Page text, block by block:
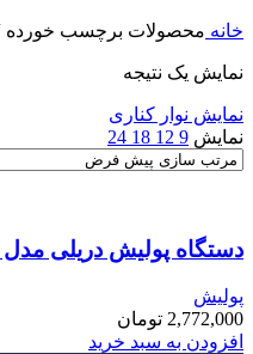
خانه محصولات برچسب خورده
نمایش یک نتیجه
نمایش نوار کناری
نمایش 9
12
18
24
دستگاه پولیش دریلی مدل 6606 باس BOSS
پولیش
2,772,000 تومان
افزودن به سبد خرید